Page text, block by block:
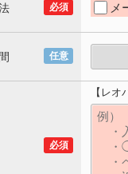
必須 メ
任意
必須
【レ